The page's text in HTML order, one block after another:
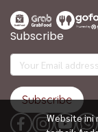
Website ini
Subscribe
Subscribe